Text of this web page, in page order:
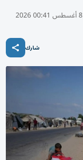
8 أغسطس 00:41 2026
شارك